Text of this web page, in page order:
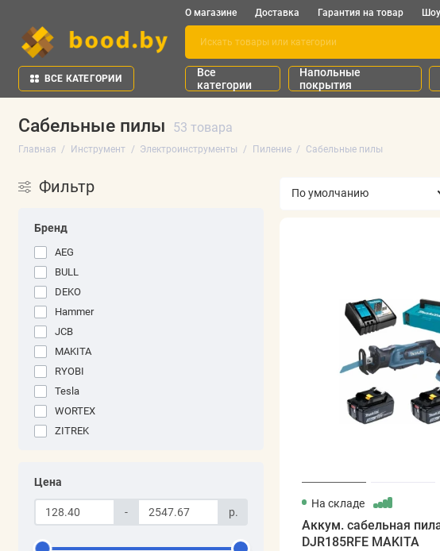
О магазине Доставка Гарантия на товар
ВСЕ КАТЕГОРИИ
Все
категории
Напольные
покрытия
Сабельные пилы 53 товара
Главная Инструмент Электроинструменты Пиление Сабельные пилы
Фильтр
Бренд
AEG
BULL
DEKO
Hammer
JCB
MAKITA
RYOBI
Tesla
WORTEX
ZITREK
Цена
- р.
На складе
Аккум. сабельная
DJR185RFE MAKITA